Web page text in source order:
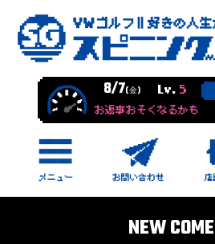
8/7(金) Lv. 5
お返事おそくなるかも
NEW